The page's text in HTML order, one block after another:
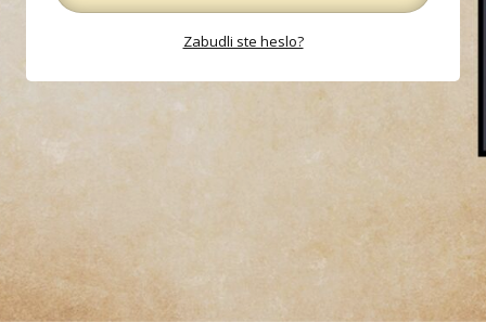
Zabudli ste heslo?